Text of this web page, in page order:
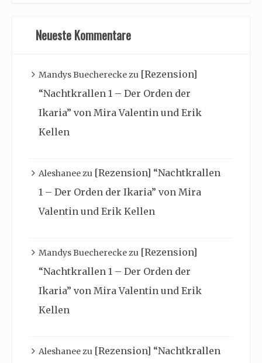
Neueste Kommentare
Mandys Buechereckezu [Rezension]
“Nachtkrallen 1 – Der Orden der
Ikaria” von Mira Valentin und Erik
Kellen
Aleshaneezu [Rezension] “Nachtkrallen
1 – Der Orden der Ikaria” von Mira
Valentin und Erik Kellen
Mandys Buechereckezu [Rezension]
“Nachtkrallen 1 – Der Orden der
Ikaria” von Mira Valentin und Erik
Kellen
Aleshaneezu [Rezension] “Nachtkrallen